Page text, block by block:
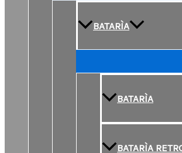
BATARÌA
BATARÌA
BATARÌA